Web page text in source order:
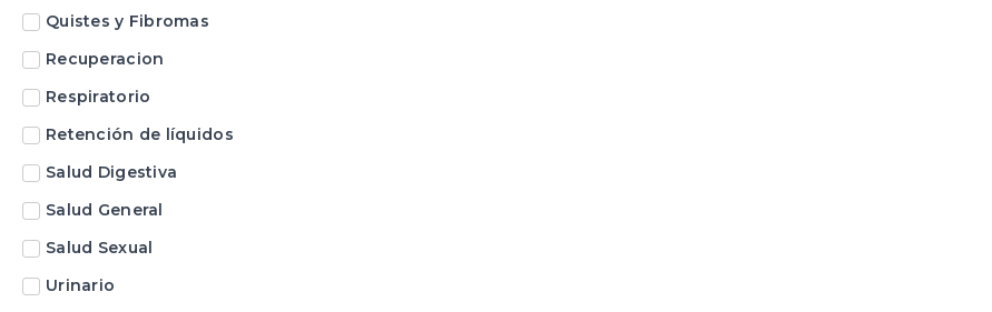
Quistes y Fibromas
Recuperacion
Respiratorio
Retención de líquidos
Salud Digestiva
Salud General
Salud Sexual
Urinario